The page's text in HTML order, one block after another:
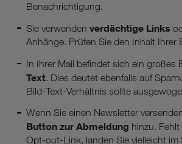
Benachrichtigung.
Sie verwenden verdächtige Links
Anhänge. Prüfen Sie den Inhalt Ihrer
In Ihrer Mail befindet sich ein großes
Text. Dies deutet ebenfalls auf
Bild-Text-Verhältnis sollte
Wenn Sie einen Newsletter
Button zur Abmeldung hinzu.
Opt-out-Link, landen Sie vielleicht im